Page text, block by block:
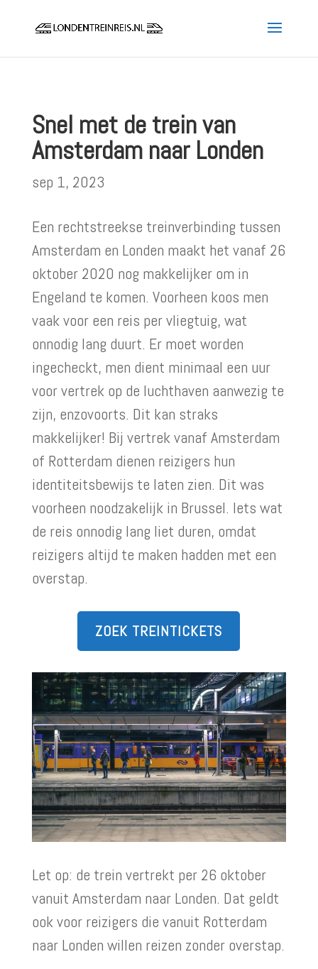
Snel met de trein van
Amsterdam naar Londen
sep 1, 2023
Een rechtstreekse treinverbinding tussen
Amsterdam en Londen maakt het vanaf 26
oktober 2020 nog makkelijker om in
Engeland te komen. Voorheen koos men
vaak voor een reis per vliegtuig, wat
onnodig lang duurt. Er moet worden
ingecheckt, men dient minimaal een uur
voor vertrek op de luchthaven aanwezig te
zijn, enzovoorts. Dit kan straks
makkelijker! Bij vertrek vanaf Amsterdam
of Rotterdam dienen reizigers hun
identiteitsbewijs te laten zien. Dit was
voorheen noodzakelijk in Brussel. Iets wat
de reis onnodig lang liet duren, omdat
reizigers altijd te maken hadden met een
overstap.
ZOEK TREINTICKETS
Let op: de trein vertrekt per 26 oktober
vanuit Amsterdam naar Londen. Dat geldt
ook voor reizigers die vanuit Rotterdam
naar Londen willen reizen zonder overstap.